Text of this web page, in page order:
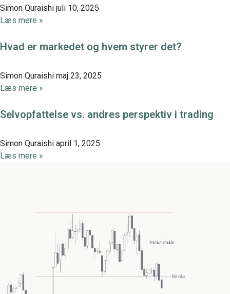
Simon Quraishi juli 10, 2025
Læs mere »
Hvad er markedet og hvem styrer det?
Simon Quraishi maj 23, 2025
Læs mere »
Selvopfattelse vs. andres perspektiv i trading
Simon Quraishi april 1, 2025
Læs mere »